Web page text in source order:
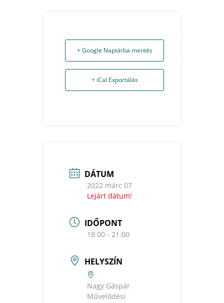
+ Google Naptárba mentés
+ iCal Exportálás
DÁTUM
2022 márc 07
Lejárt dátum!
IDŐPONT
18:00 - 21:00
HELYSZÍN
Nagy Gáspár
Művelődési